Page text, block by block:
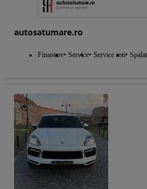
autosatumare.ro
Finantare Service Service roti